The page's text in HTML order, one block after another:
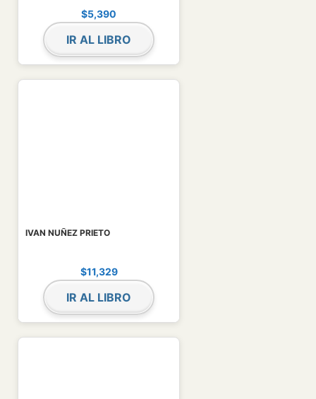
$5,390
IR AL LIBRO
IVAN NUÑEZ PRIETO
$11,329
IR AL LIBRO